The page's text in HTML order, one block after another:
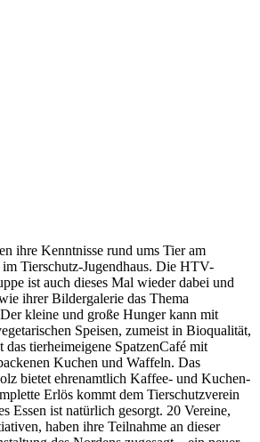
ihre Kenntnisse rund ums Tier am
im Tierschutz-Jugendhaus. Die HTV-
ist auch dieses Mal wieder dabei und
ihrer Bildergalerie das Thema
kleine und große Hunger kann mit
Speisen, zumeist in Bioqualität,
tierheimeigene SpatzenCafé mit
Kuchen und Waffeln. Das
bietet ehrenamtlich Kaffee- und Kuchen-
Erlös kommt dem Tierschutzverein
Essen ist natürlich gesorgt. 20 Vereine,
haben ihre Teilnahme an dieser